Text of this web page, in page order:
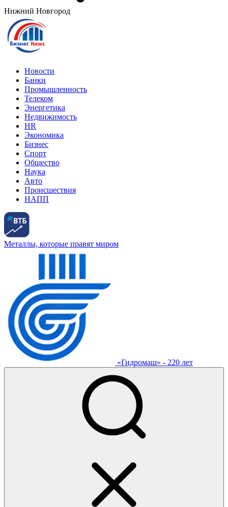
Нижний Новгород
Новости
Банки
Промышленность
Телеком
Энергетика
Недвижимость
HR
Экономика
Бизнес
Спорт
Общество
Наука
Авто
Происшествия
НАПП
Металлы, которые правят миром
«Гидромаш» - 220 лет